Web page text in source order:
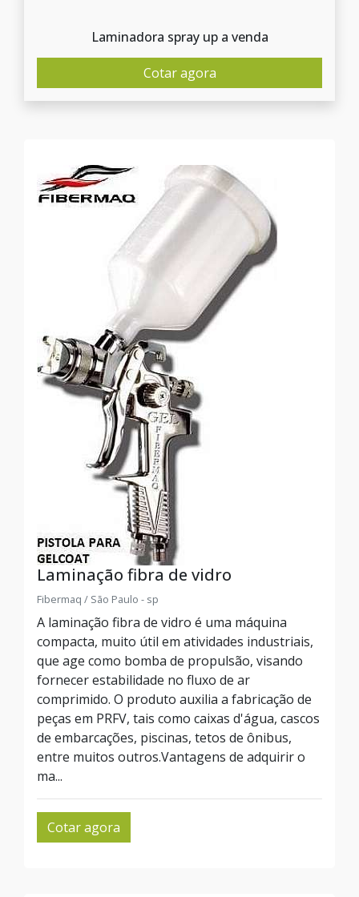
Laminadora spray up a venda
Cotar agora
Laminação fibra de vidro
Fibermaq / São Paulo - sp
A laminação fibra de vidro é uma máquina
compacta, muito útil em atividades industriais,
que age como bomba de propulsão, visando
fornecer estabilidade no fluxo de ar
comprimido. O produto auxilia a fabricação de
peças em PRFV, tais como caixas d'água, cascos
de embarcações, piscinas, tetos de ônibus,
entre muitos outros.Vantagens de adquirir o
ma...
Cotar agora